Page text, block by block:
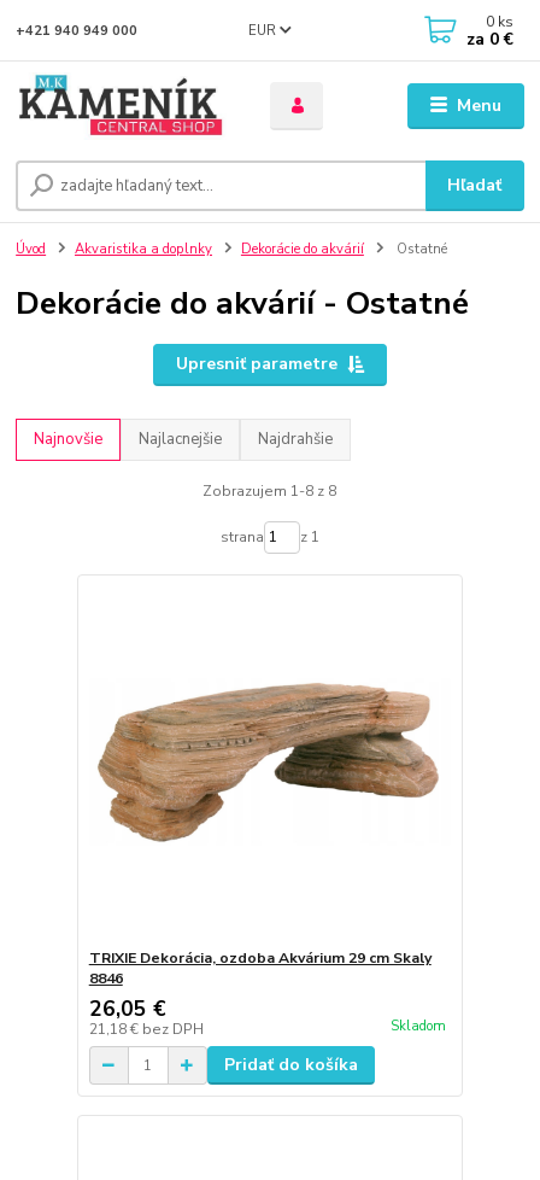
Menu
EUR
Hľadať
+421 940 949 000 0 ks
za 0 €
Úvod Akvaristika a doplnky Dekorácie do akvárií Ostatné
Dekorácie do akvárií - Ostatné
Upresniť parametre
Najnovšie Najlacnejšie Najdrahšie
Zobrazujem 1-8 z 8
strana z 1
TRIXIE Dekorácia, ozdoba Akvárium 29 cm Skaly
8846
26,05 €
21,18 € bez DPH Skladom
Pridať do košíka